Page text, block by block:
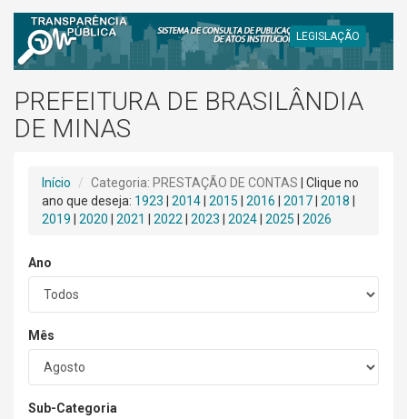
LEGISLAÇÃO
PREFEITURA DE BRASILÂNDIA
DE MINAS
Início Categoria: PRESTAÇÃO DE CONTAS | Clique no
ano que deseja: 1923 2014 2015 2016 2017 2018
2019
2020 2021 2022 2023 2024 2025 2026
Ano
Mês
Sub-Categoria